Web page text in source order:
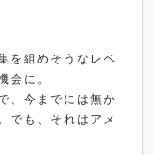
を組めそうなレベ
会に。
、今までには無か
でも、それはアメ